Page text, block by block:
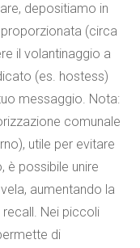
depositiamo in
(circa
il volantinaggio a
(es. hostess)
messaggio. Nota:
comunale
utile per evitare
è possibile unire
aumentando la
Nei piccoli
di